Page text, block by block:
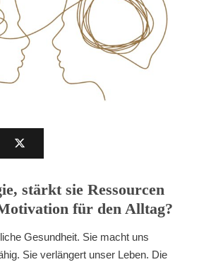
stärkt sie Ressourcen
für den Alltag?
Gesundheit. Sie macht uns
Sie verlängert unser Leben. Die